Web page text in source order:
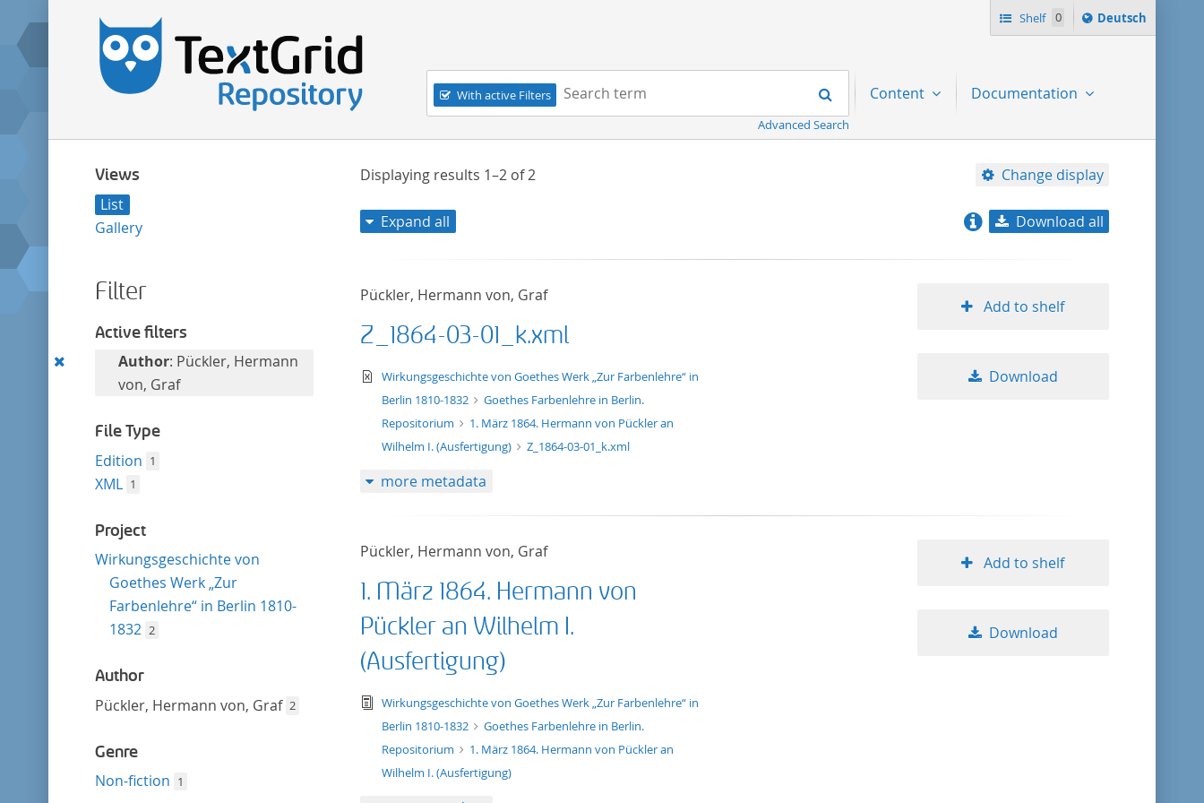
Shelf 0
Sprache
ï¿½ndern
Deutsch
Navigation
With active Filters
Search term:
Search
Advanced Search
Content Documentation
Views
List
Gallery
Filter
Active filters
RemoveAuthor: Pückler, Hermann
von, Graf
File Type
Edition 1
XML 1
Project
Wirkungsgeschichte von
Goethes Werk „Zur
Farbenlehre“ in Berlin 1810-
1832 2
Author
Pückler, Hermann von, Graf 2
Genre
Non-fiction 1
Displaying results 1–2of2 Change display
title ascending
Expand all Download all
Pückler, Hermann von, Graf
Z_1864-03-01_k.xml
text/xml
Wirkungsgeschichte von Goethes Werk „Zur Farbenlehre“ in
Berlin 1810-1832
Goethes Farbenlehre in Berlin.
Repositorium
1. März 1864. Hermann von Pückler an
Wilhelm I. (Ausfertigung)
Z_1864-03-01_k.xml
Add to shelf
Download
more metadata
Pückler, Hermann von, Graf
1. März 1864. Hermann von
Pückler an Wilhelm I.
(Ausfertigung)
text/tg.edition+tg.aggregation+xml
Wirkungsgeschichte von Goethes Werk „Zur Farbenlehre“ in
Berlin 1810-1832
Goethes Farbenlehre in Berlin.
Repositorium
1. März 1864. Hermann von Pückler an
Wilhelm I. (Ausfertigung)
Add to shelf
Download